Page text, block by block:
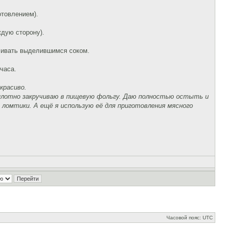
сторону).
выделившимся соком.
закручиваю в пищевую фольгу. Даю полностью остыть и
А ещё я использую её для приготовления мясного
Часовой пояс: UTC